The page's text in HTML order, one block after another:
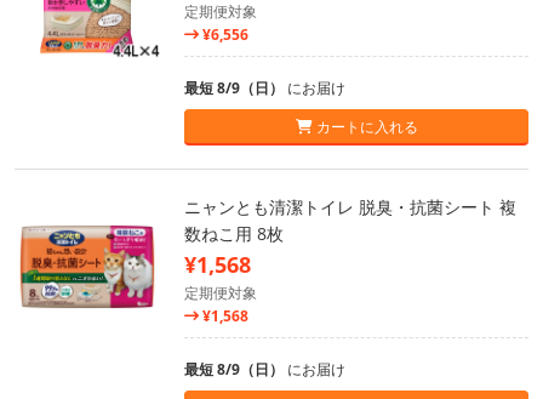
定期便対象
¥6,556
最短 8/9（日） にお届け
カートに入れる
ニャンとも清潔トイレ 脱臭・抗菌シート 複
数ねこ用 8枚
¥1,568
定期便対象
¥1,568
最短 8/9（日） にお届け